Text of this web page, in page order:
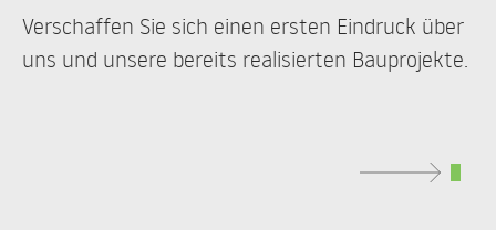
Verschaffen Sie sich einen ersten Eindruck über
uns und unsere bereits realisierten Bauprojekte.